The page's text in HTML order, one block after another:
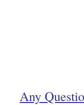
Any